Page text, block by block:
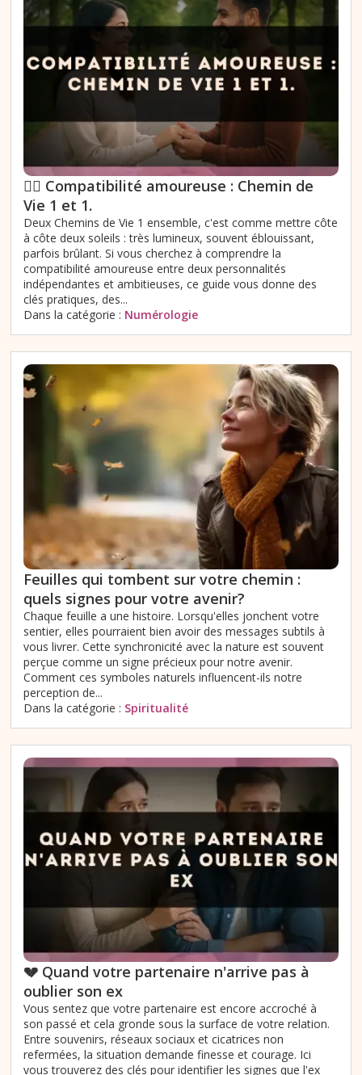
❤️‍🔥 Compatibilité amoureuse : Chemin de
Vie 1 et 1.
Deux Chemins de Vie 1 ensemble, c'est comme mettre côte
à côte deux soleils : très lumineux, souvent éblouissant,
parfois brûlant. Si vous cherchez à comprendre la
compatibilité amoureuse entre deux personnalités
indépendantes et ambitieuses, ce guide vous donne des
clés pratiques, des...
Dans la catégorie : Numérologie
Feuilles qui tombent sur votre chemin :
quels signes pour votre avenir?
Chaque feuille a une histoire. Lorsqu'elles jonchent votre
sentier, elles pourraient bien avoir des messages subtils à
vous livrer. Cette synchronicité avec la nature est souvent
perçue comme un signe précieux pour notre avenir.
Comment ces symboles naturels influencent-ils notre
perception de...
Dans la catégorie : Spiritualité
💔 Quand votre partenaire n'arrive pas à
oublier son ex
Vous sentez que votre partenaire est encore accroché à
son passé et cela gronde sous la surface de votre relation.
Entre souvenirs, réseaux sociaux et cicatrices non
refermées, la situation demande finesse et courage. Ici
vous trouverez des clés pour identifier les signes que l'ex